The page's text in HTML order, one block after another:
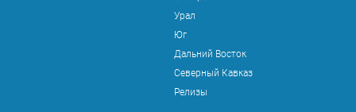
Урал
Юг
Дальний Восток
Северный Кавказ
Релизы